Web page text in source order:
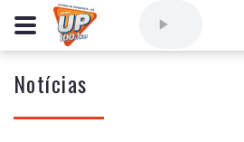
Notícias